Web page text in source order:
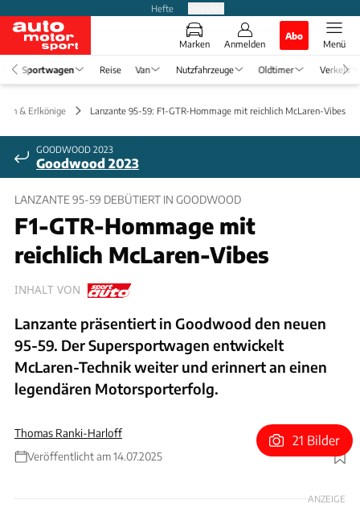
Hefte
Marken Anmelden
Abo
Menü
Sportwagen Reise Van Nutzfahrzeuge Oldtimer Verkehr
& Erlkönige Lanzante 95-59: F1-GTR-Hommage mit reichlich McLaren-Vibes
GOODWOOD 2023
Goodwood 2023
LANZANTE 95-59 DEBÜTIERT IN GOODWOOD
F1-GTR-Hommage mit
reichlich McLaren-Vibes
INHALT VON
Lanzante präsentiert in Goodwood den neuen
95-59. Der Supersportwagen entwickelt
McLaren-Technik weiter und erinnert an einen
legendären Motorsporterfolg.
Thomas Ranki-Harloff
Veröffentlicht am 14.07.2025
Foto: Luc Lacey / Lanzante
21 Bilder
ANZEIGE